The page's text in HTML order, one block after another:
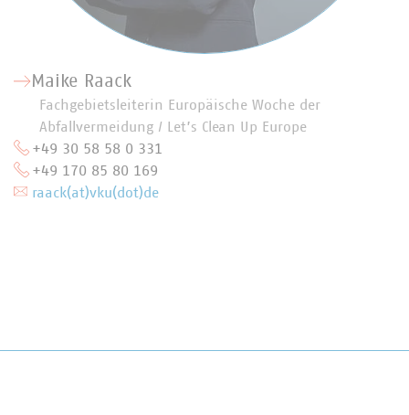
Maike Raack
Fachgebietsleiterin Europäische Woche der
Abfallvermeidung / Let’s Clean Up Europe
+49 30 58 58 0 331
+49 170 85 80 169
raack(at)vku(dot)de